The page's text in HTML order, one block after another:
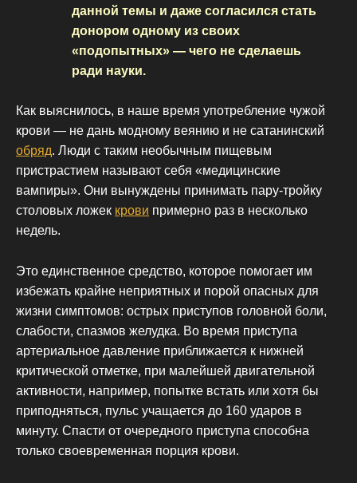
данной темы и даже согласился стать
донором одному из своих
«подопытных» — чего не сделаешь
ради науки.
Как выяснилось, в наше время употребление чужой
крови — не дань модному веянию и не сатанинский
обряд. Люди с таким необычным пищевым
пристрастием называют себя «медицинские
вампиры». Они вынуждены принимать пару-тройку
столовых ложек крови примерно раз в несколько
недель.
Это единственное средство, которое помогает им
избежать крайне неприятных и порой опасных для
жизни симптомов: острых приступов головной боли,
слабости, спазмов желудка. Во время приступа
артериальное давление приближается к нижней
критической отметке, при малейшей двигательной
активности, например, попытке встать или хотя бы
приподняться, пульс учащается до 160 ударов в
минуту. Спасти от очередного приступа способна
только своевременная порция крови.